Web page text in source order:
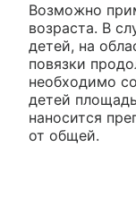
Возможно
возраста. В
детей, на
повязки
необходимо
детей
наносится
от общей.